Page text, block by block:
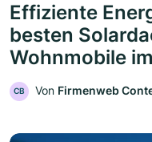
Effiziente
besten
Wohnmobile
CB Von Firmenweb